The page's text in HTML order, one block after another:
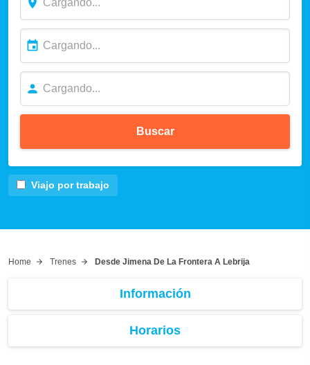
Buscar
Viajo por trabajo
Home Trenes Desde Jimena De La Frontera A Lebrija
Información
Horarios